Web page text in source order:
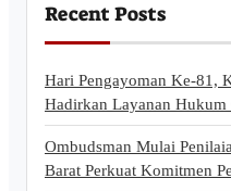
Recent Posts
Hari Pengayoman Ke-81,
Hadirkan Layanan
Ombudsman Mulai
Barat Perkuat Komitmen